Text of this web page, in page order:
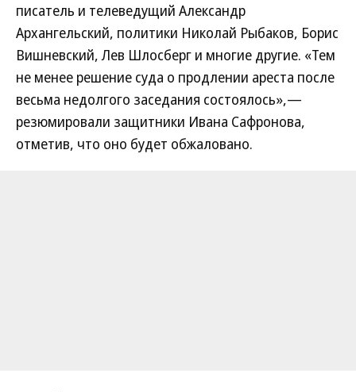
писатель и телеведущий Александр
Архангельский, политики Николай Рыбаков, Борис
Вишневский, Лев Шлосберг и многие другие. «Тем
не менее решение суда о продлении ареста после
весьма недолгого заседания состоялось»,—
резюмировали защитники Ивана Сафронова,
отметив, что оно будет обжаловано.